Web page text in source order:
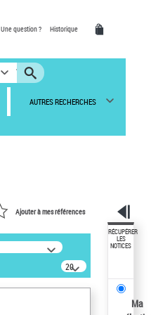
Une question ? Historique
AUTRES RECHERCHES
Ajouter à mes références
20
résultats/page
RÉCUPÉRER
LES
NOTICES
Ma